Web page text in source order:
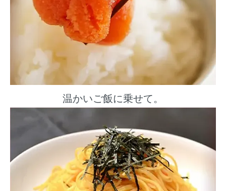
温かいご飯に乗せて。